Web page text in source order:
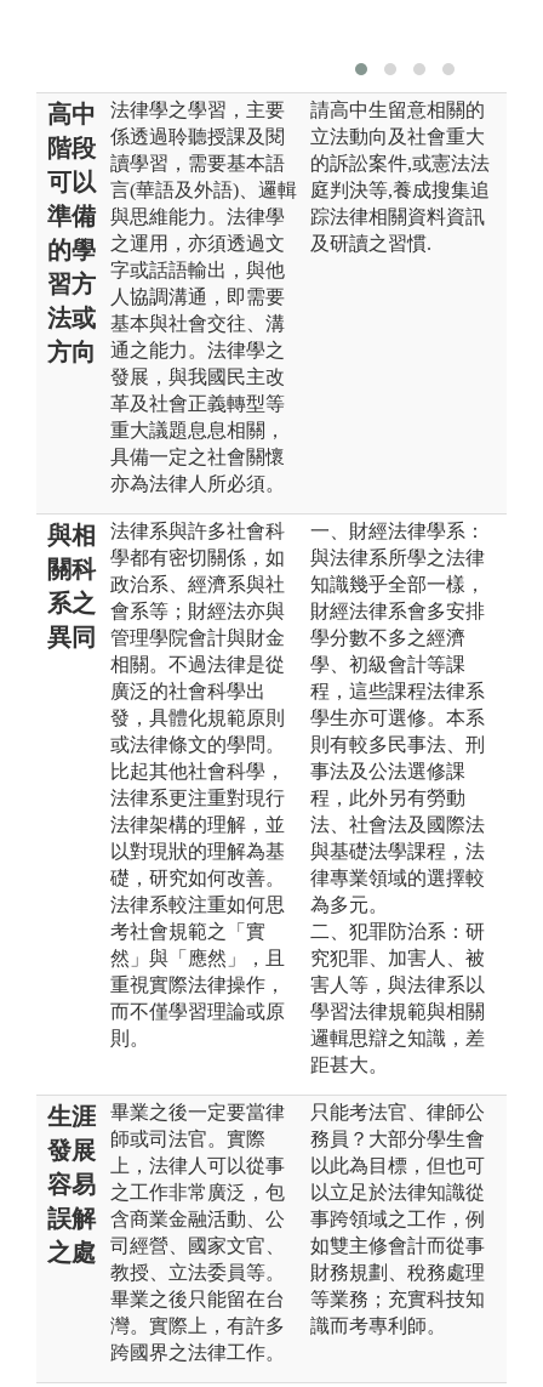
高中
階段
可以
準備
的學
習方
法或
方向
法律學之學習，主要
係透過聆聽授課及閱
讀學習，需要基本語
言(華語及外語)、邏輯
與思維能力。法律學
之運用，亦須透過文
字或話語輸出，與他
人協調溝通，即需要
基本與社會交往、溝
通之能力。法律學之
發展，與我國民主改
革及社會正義轉型等
重大議題息息相關，
具備一定之社會關懷
亦為法律人所必須。
請高中生留意相關的
立法動向及社會重大
的訴訟案件,或憲法法
庭判決等,養成搜集追
踪法律相關資料資訊
及研讀之習慣.
與相
關科
系之
異同
法律系與許多社會科
學都有密切關係，如
政治系、經濟系與社
會系等；財經法亦與
管理學院會計與財金
相關。不過法律是從
廣泛的社會科學出
發，具體化規範原則
或法律條文的學問。
比起其他社會科學，
法律系更注重對現行
法律架構的理解，並
以對現狀的理解為基
礎，研究如何改善。
法律系較注重如何思
考社會規範之「實
然」與「應然」，且
重視實際法律操作，
而不僅學習理論或原
則。
一、財經法律學系：
與法律系所學之法律
知識幾乎全部一樣，
財經法律系會多安排
學分數不多之經濟
學、初級會計等課
程，這些課程法律系
學生亦可選修。本系
則有較多民事法、刑
事法及公法選修課
程，此外另有勞動
法、社會法及國際法
與基礎法學課程，法
律專業領域的選擇較
為多元。
二、犯罪防治系：研
究犯罪、加害人、被
害人等，與法律系以
學習法律規範與相關
邏輯思辯之知識，差
距甚大。
生涯
發展
容易
誤解
之處
畢業之後一定要當律
師或司法官。實際
上，法律人可以從事
之工作非常廣泛，包
含商業金融活動、公
司經營、國家文官、
教授、立法委員等。
畢業之後只能留在台
灣。實際上，有許多
跨國界之法律工作。
只能考法官、律師公
務員？大部分學生會
以此為目標，但也可
以立足於法律知識從
事跨領域之工作，例
如雙主修會計而從事
財務規劃、稅務處理
等業務；充實科技知
識而考專利師。